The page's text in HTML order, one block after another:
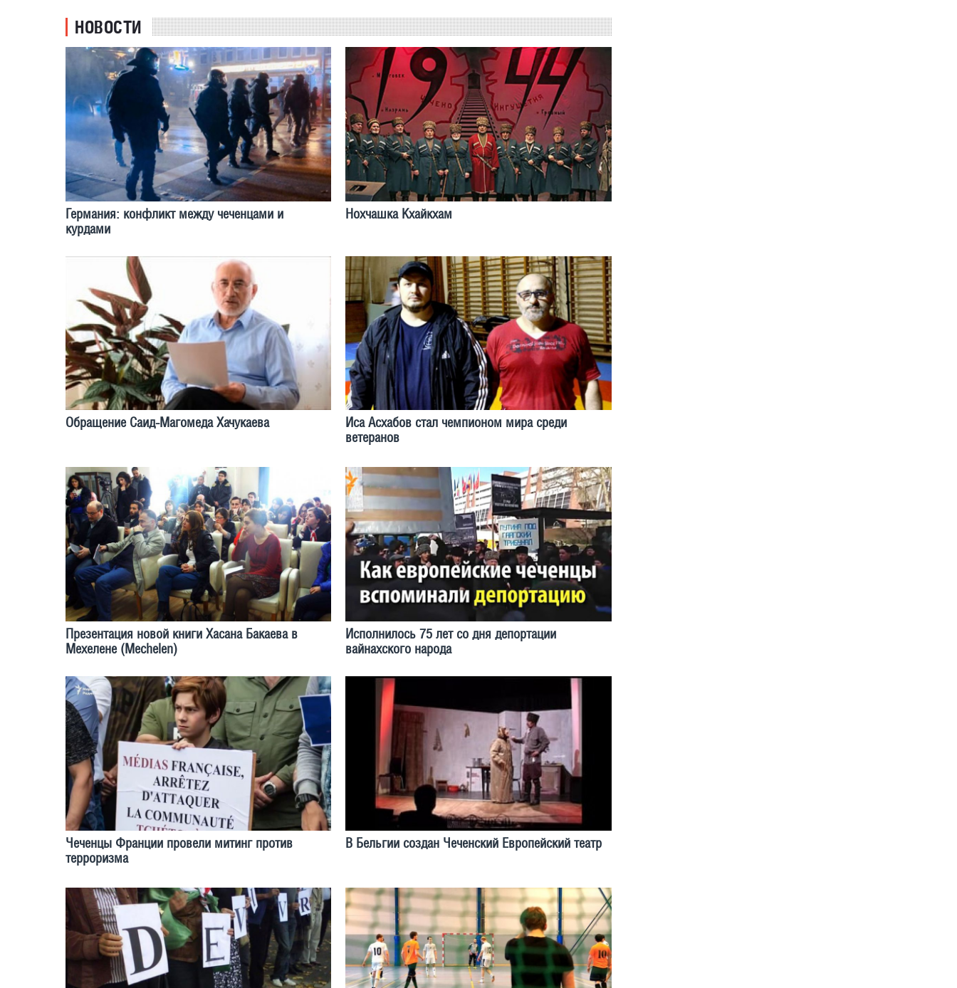
НОВОСТИ
Германия: конфликт между чеченцами и
курдами
Нохчашка Кхайкхам
Обращение Саид-Магомеда Хачукаева
Иса Асхабов стал чемпионом мира среди
ветеранов
Презентация новой книги Хасана Бакаева в
Мехелене (Mechelen)
Исполнилось 75 лет со дня депортации
вайнахского народа
Чеченцы Франции провели митинг против
терроризма
В Бельгии создан Чеченский Европейский театр